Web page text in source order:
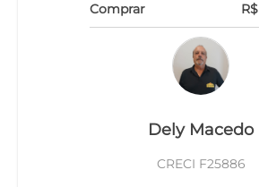
Comprar
Dely Macedo
CRECI F25886